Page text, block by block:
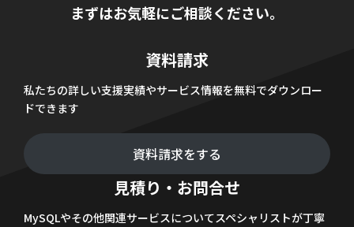
まずはお気軽にご相談ください。
資料請求
私たちの詳しい支援実績やサービス情報を無料でダウンロー
ドできます
資料請求をする
見積り・お問合せ
MySQLやその他関連サービスについてスペシャリストが丁寧